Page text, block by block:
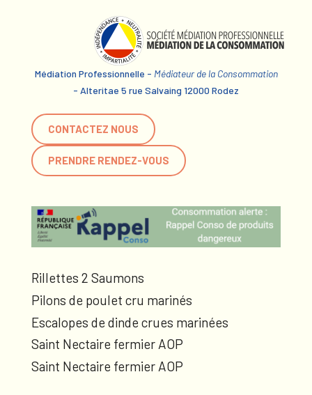
Médiation Professionnelle - Médiateur de la Consommation
- Alteritae 5 rue Salvaing 12000 Rodez
CONTACTEZ NOUS
PRENDRE RENDEZ-VOUS
Rillettes 2 Saumons
Pilons de poulet cru marinés
Escalopes de dinde crues marinées
Saint Nectaire fermier AOP
Saint Nectaire fermier AOP